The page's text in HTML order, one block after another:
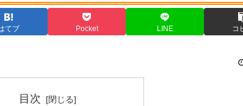
てブ Pocket LINE コ
目次